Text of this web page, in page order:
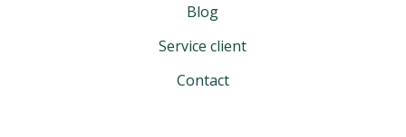
Blog
Service client
Contact